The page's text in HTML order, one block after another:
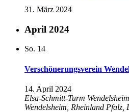
31. März 2024
April 2024
So. 14
Verschönerungsverein
14. April 2024
Elsa-Schmitt-Turm Wendelsheim
Wendelsheim, Rheinland Pfalz,